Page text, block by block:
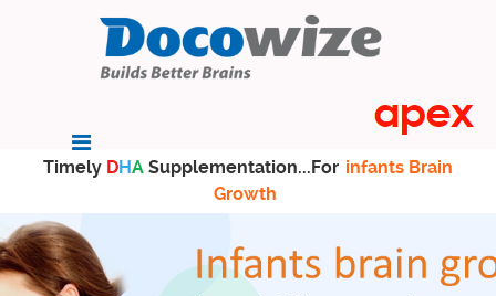
Timely DHA Supplementation...For infants Brain
Growth